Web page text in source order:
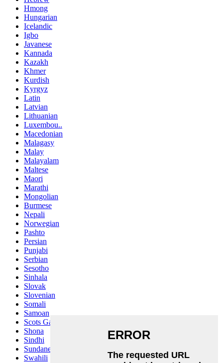
Hmong
Hungarian
Icelandic
Igbo
Javanese
Kannada
Kazakh
Khmer
Kurdish
Kyrgyz
Latin
Latvian
Lithuanian
Luxembou..
Macedonian
Malagasy
Malay
Malayalam
Maltese
Maori
Marathi
Mongolian
Burmese
Nepali
Norwegian
Pashto
Persian
Punjabi
Serbian
Sesotho
Sinhala
Slovak
Slovenian
Somali
Samoan
Scots Gaelic
Shona
Sindhi
Sundanese
Swahili